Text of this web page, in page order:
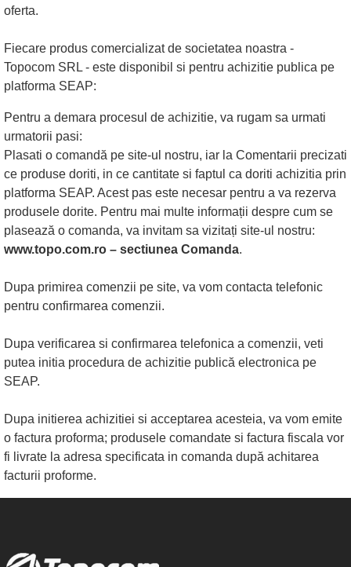
oferta.
Fiecare produs comercializat de societatea noastra -
Topocom SRL - este disponibil si pentru achizitie publica pe
platforma SEAP:
Pentru a demara procesul de achizitie, va rugam sa urmati
urmatorii pasi:
Plasati o comandă pe site-ul nostru, iar la Comentarii precizati
ce produse doriti, in ce cantitate si faptul ca doriti achizitia prin
platforma SEAP. Acest pas este necesar pentru a va rezerva
produsele dorite. Pentru mai multe informații despre cum se
plasează o comanda, va invitam sa vizitați site-ul nostru:
www.topo.com.ro – sectiunea Comanda.
Dupa primirea comenzii pe site, va vom contacta telefonic
pentru confirmarea comenzii.
Dupa verificarea si confirmarea telefonica a comenzii, veti
putea initia procedura de achizitie publică electronica pe
SEAP.
Dupa initierea achizitiei si acceptarea acesteia, va vom emite
o factura proforma; produsele comandate si factura fiscala vor
fi livrate la adresa specificata in comanda după achitarea
facturii proforme.